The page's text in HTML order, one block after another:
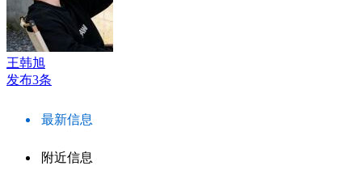
王韩旭
发布3条
最新信息
附近信息